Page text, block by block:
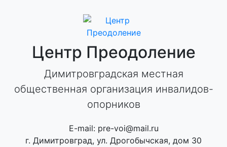
Центр Преодоление
Димитровградская местная
общественная организация инвалидов-
опорников
E-mail: pre-voi@mail.ru
г. Димитровград, ул. Дрогобычская, дом 30